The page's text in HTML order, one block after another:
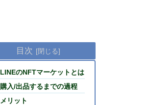
目次
LINEのNFTマーケットとは
購入/出品するまでの過程
メリット